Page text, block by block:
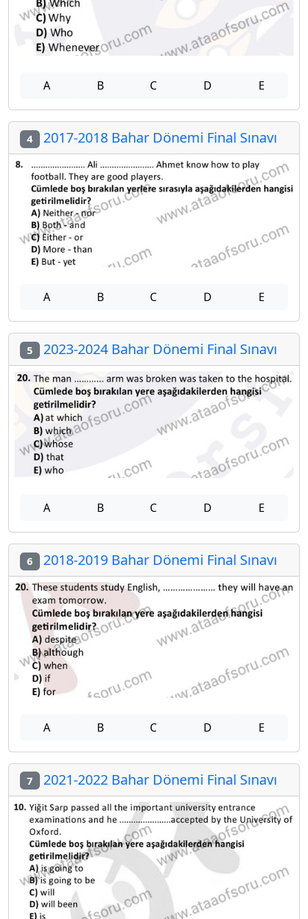
A B C D E
4 2017-2018 Bahar Dönemi Final Sınavı
A B C D E
5 2023-2024 Bahar Dönemi Final Sınavı
A B C D E
6 2018-2019 Bahar Dönemi Final Sınavı
A B C D E
7 2021-2022 Bahar Dönemi Final Sınavı